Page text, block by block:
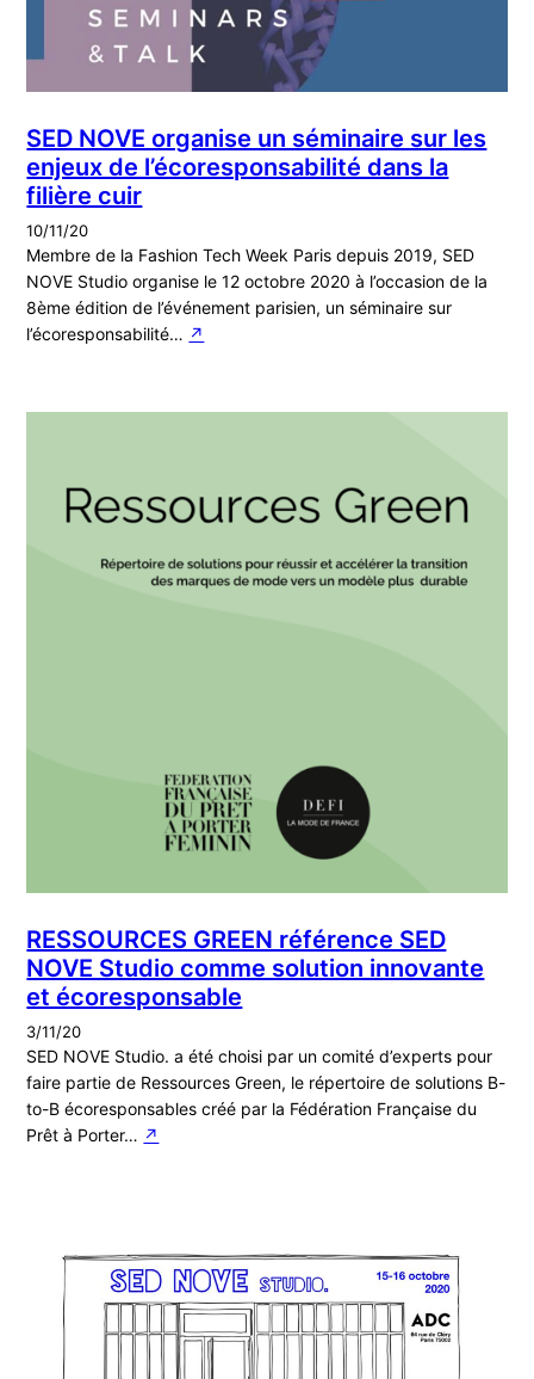
SED NOVE organise un séminaire sur les
enjeux de l’écoresponsabilité dans la
filière cuir
10/11/20
Membre de la Fashion Tech Week Paris depuis 2019, SED
NOVE Studio organise le 12 octobre 2020 à l’occasion de la
8ème édition de l’événement parisien, un séminaire sur
l’écoresponsabilité… ↗︎
RESSOURCES GREEN référence SED
NOVE Studio comme solution innovante
et écoresponsable
3/11/20
SED NOVE Studio. a été choisi par un comité d’experts pour
faire partie de Ressources Green, le répertoire de solutions B-
to-B écoresponsables créé par la Fédération Française du
Prêt à Porter… ↗︎